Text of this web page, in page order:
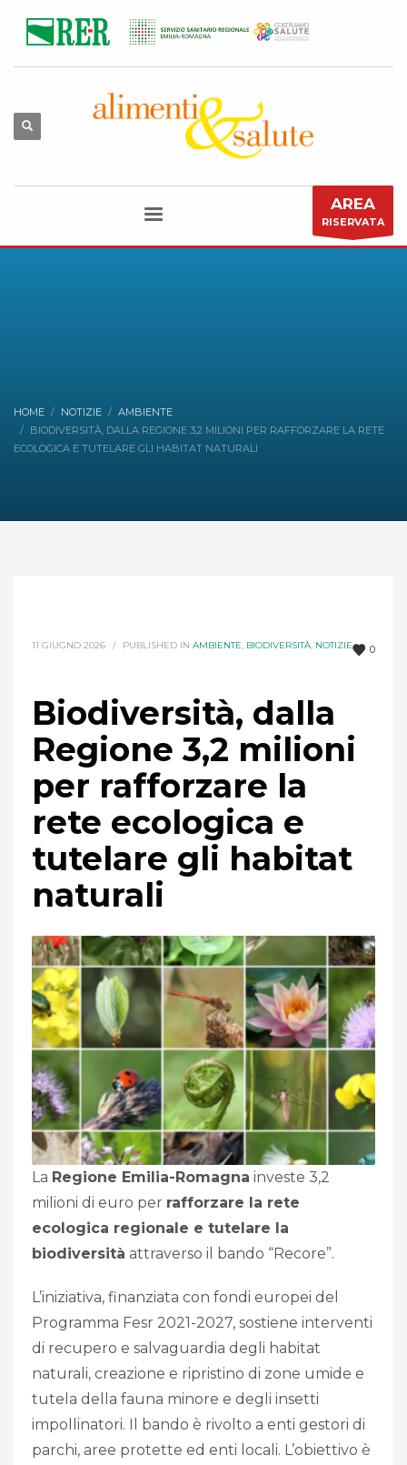
AREA
RISERVATA
HOME NOTIZIE
AMBIENTE
BIODIVERSITÀ, DALLA REGIONE 3,2 MILIONI PER RAFFORZARE LA RETE
ECOLOGICA E TUTELARE GLI HABITAT NATURALI
0
11 GIUGNO 2026 / PUBLISHED IN AMBIENTE, BIODIVERSITÀ, NOTIZIE
Biodiversità, dalla
Regione 3,2 milioni
per rafforzare la
rete ecologica e
tutelare gli habitat
naturali
La Regione Emilia-Romagna investe 3,2
milioni di euro per rafforzare la rete
ecologica regionale e tutelare la
biodiversità attraverso il bando “Recore”.
L’iniziativa, finanziata con fondi europei del
Programma Fesr 2021-2027, sostiene interventi
di recupero e salvaguardia degli habitat
naturali, creazione e ripristino di zone umide e
tutela della fauna minore e degli insetti
impollinatori. Il bando è rivolto a enti gestori di
parchi, aree protette ed enti locali. L’obiettivo è